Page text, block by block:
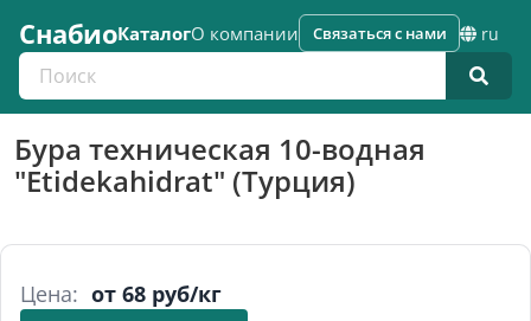
СнабиоКаталогО компании
Поиск по каталогу
Связаться с нами ru
Бура техническая 10-водная
"Etidekahidrat" (Турция)
Цена: от 68 руб/кг